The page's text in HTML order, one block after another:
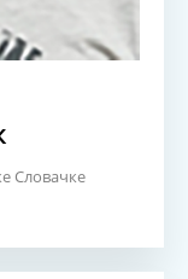
Словачке